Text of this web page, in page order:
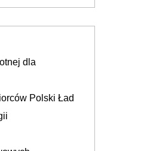
dla
Polski Ład